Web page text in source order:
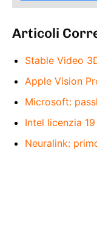
Articoli
Stable Video
Apple Vision
Microsoft:
Intel licenzia
Neuralink: